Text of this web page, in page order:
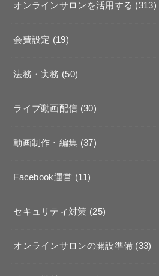
オンラインサロンを活用する (313)
会費設定 (19)
法務・実務 (50)
ライブ動画配信 (30)
動画制作・編集 (37)
Facebook運営 (11)
セキュリティ対策 (25)
オンラインサロンの開設準備 (33)